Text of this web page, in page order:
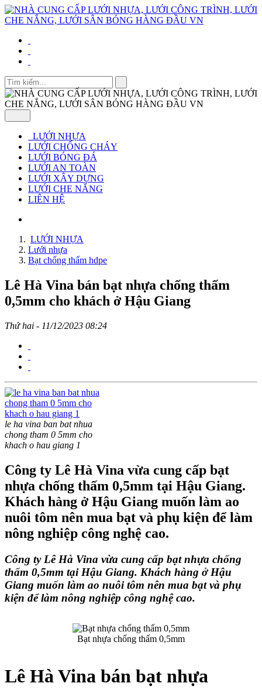
LƯỚI NHỰA
LƯỚI CHỐNG CHÁY
LƯỚI BÓNG ĐÁ
LƯỚI AN TOÀN
LƯỚI XÂY DỰNG
LƯỚI CHE NẮNG
LIÊN HỆ
LƯỚI NHỰA
Lưới nhựa
Bạt chống thấm hdpe
Lê Hà Vina bán bạt nhựa chống thấm
0,5mm cho khách ở Hậu Giang
Thứ hai - 11/12/2023 08:24
le ha vina ban bat nhua
chong tham 0 5mm cho
khach o hau giang 1
Công ty Lê Hà Vina vừa cung cấp bạt
nhựa chống thấm 0,5mm tại Hậu Giang.
Khách hàng ở Hậu Giang muốn làm ao
nuôi tôm nên mua bạt và phụ kiện để làm
nông nghiệp công nghệ cao.
Công ty Lê Hà Vina vừa cung cấp bạt nhựa chống
thấm 0,5mm tại Hậu Giang. Khách hàng ở Hậu
Giang muốn làm ao nuôi tôm nên mua bạt và phụ
kiện để làm nông nghiệp công nghệ cao.
Bạt nhựa chống thấm 0,5mm
Lê Hà Vina bán bạt nhựa